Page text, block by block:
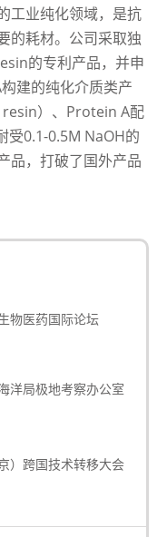
工业纯化领域，是抗
的耗材。公司采取独
的专利产品，并申
建的纯化介质类产
）、Protein A配
受0.1-0.5M NaOH的
品，打破了国外产品
物医药国际论坛
洋局极地考察办公室
）跨国技术转移大会